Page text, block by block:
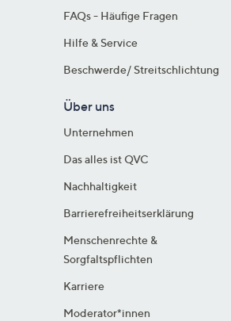
FAQs - Häufige Fragen
Hilfe & Service
Beschwerde/ Streitschlichtung
Über uns
Unternehmen
Das alles ist QVC
Nachhaltigkeit
Barrierefreiheitserklärung
Menschenrechte &
Sorgfaltspflichten
Karriere
Moderator*innen